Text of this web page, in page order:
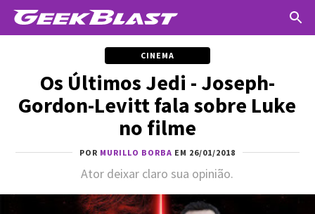
CINEMA
Os Últimos Jedi - Joseph-
Gordon-Levitt fala sobre Luke
no filme
POR MURILLO BORBA EM 26/01/2018
Ator deixar claro sua opinião.